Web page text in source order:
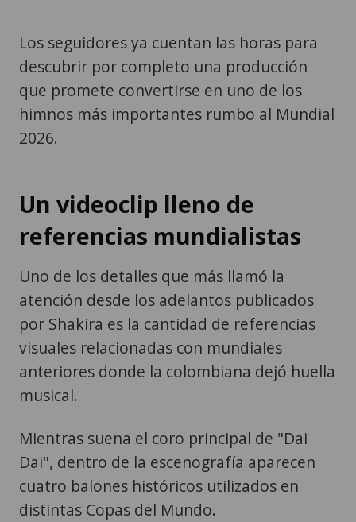
Los seguidores ya cuentan las horas para
descubrir por completo una producción
que promete convertirse en uno de los
himnos más importantes rumbo al Mundial
2026.
Un videoclip lleno de
referencias mundialistas
Uno de los detalles que más llamó la
atención desde los adelantos publicados
por Shakira es la cantidad de referencias
visuales relacionadas con mundiales
anteriores donde la colombiana dejó huella
musical.
Mientras suena el coro principal de "Dai
Dai", dentro de la escenografía aparecen
cuatro balones históricos utilizados en
distintas Copas del Mundo.